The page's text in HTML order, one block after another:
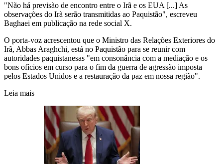
"Não há previsão de encontro entre o Irã e os EUA [...] As
observações do Irã serão transmitidas ao Paquistão", escreveu
Baghaei em publicação na rede social X.
O porta-voz acrescentou que o Ministro das Relações Exteriores do
Irã, Abbas Araghchi, está no Paquistão para se reunir com
autoridades paquistanesas "em consonância com a mediação e os
bons ofícios em curso para o fim da guerra de agressão imposta
pelos Estados Unidos e a restauração da paz em nossa região".
Leia mais